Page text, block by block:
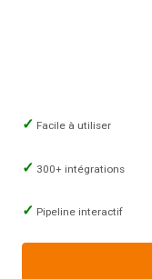
Facile à utiliser
300+ intégrations
Pipeline interactif